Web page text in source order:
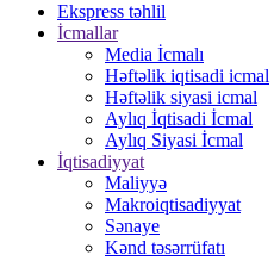
Ekspress təhlil
İcmallar
Media İcmalı
Həftəlik iqtisadi icmal
Həftəlik siyasi icmal
Aylıq İqtisadi İcmal
Aylıq Siyasi İcmal
İqtisadiyyat
Maliyyə
Makroiqtisadiyyat
Sənaye
Kənd təsərrüfatı